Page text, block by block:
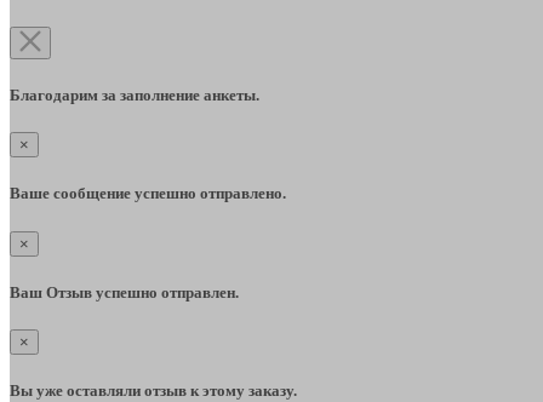
Благодарим за заполнение анкеты.
×
Ваше сообщение успешно отправлено.
×
Ваш Отзыв успешно отправлен.
×
Вы уже оставляли отзыв к этому заказу.